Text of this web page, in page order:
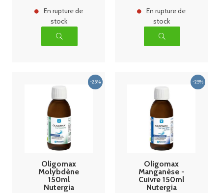
En rupture de
stock
En rupture de
stock
Oligomax
Molybdène
150ml
Nutergia
Oligomax
Manganèse -
Cuivre 150ml
Nutergia